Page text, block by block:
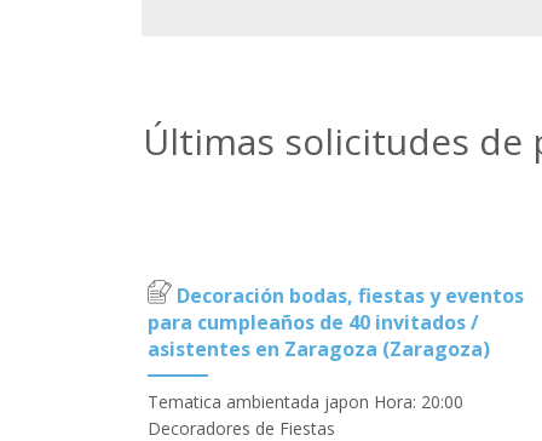
Últimas solicitudes de
Decoración bodas, fiestas y eventos
para cumpleaños de 40 invitados /
asistentes en Zaragoza (Zaragoza)
Tematica ambientada japon Hora: 20:00
Decoradores de Fiestas